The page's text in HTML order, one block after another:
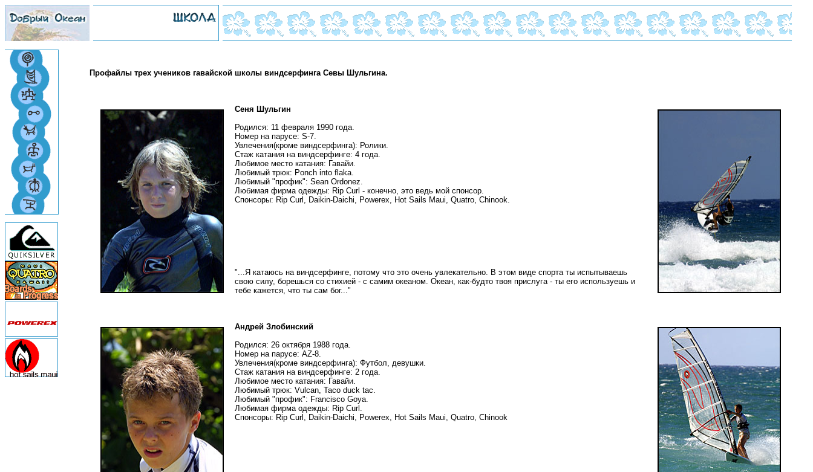
Профайлы трех учеников гавайской школы виндсерфинга Севы Шульгина.
Сеня Шульгин
Родился: 11 февраля 1990 года.
Номер на парусе: S-7.
Увлечения(кроме виндсерфинга): Ролики.
Стаж катания на виндсерфинге: 4 года.
Любимое место катания: Гавайи.
Любимый трюк: Ponch into flaka.
Любимый "профик": Sean Ordonez.
Любимая фирма одежды: Rip Curl - конечно, это ведь мой спонсор.
Спонсоры: Rip Curl, Daikin-Daichi, Powerex, Hot Sails Maui, Quatro, Chinook.
"...Я катаюсь на виндсерфинге, потому что это очень увлекательно. В этом виде спорта ты испытываешь
свою силу, борешься со стихией - с самим океаном. Океан, как-будто твоя прислуга - ты его используешь и
тебе кажется, что ты сам бог..."
Андрей Злобинский
Родился: 26 октября 1988 года.
Номер на парусе: AZ-8.
Увлечения(кроме виндсерфинга): Футбол, девушки.
Стаж катания на виндсерфинге: 2 года.
Любимое место катания: Гавайи.
Любимый трюк: Vulcan, Taco duck tac.
Любимый "профик": Francisco Goya.
Любимая фирма одежды: Rip Curl.
Спонсоры: Rip Curl, Daikin-Daichi, Powerex, Hot Sails Maui, Quatro, Chinook